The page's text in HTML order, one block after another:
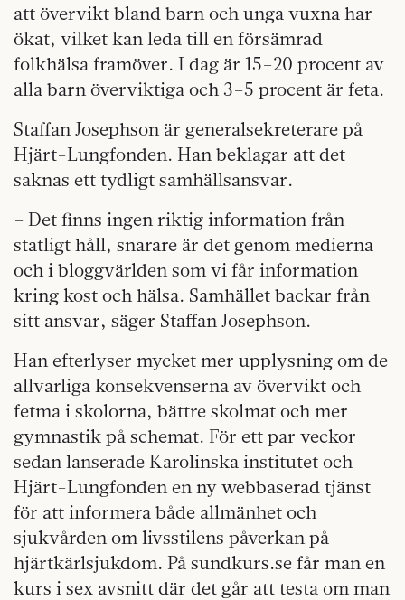
att övervikt bland barn och unga vuxna har
ökat, vilket kan leda till en försämrad
folkhälsa framöver. I dag är 15–20 procent av
alla barn överviktiga och 3–5 procent är feta.
Staffan Josephson är generalsekreterare på
Hjärt-Lungfonden. Han beklagar att det
saknas ett tydligt samhällsansvar.
– Det finns ingen riktig information från
statligt håll, snarare är det genom medierna
och i bloggvärlden som vi får information
kring kost och hälsa. Samhället backar från
sitt ansvar, säger Staffan Josephson.
Han efterlyser mycket mer upplysning om de
allvarliga konsekvenserna av övervikt och
fetma i skolorna, bättre skolmat och mer
gymnastik på schemat. För ett par veckor
sedan lanserade Karolinska institutet och
Hjärt-Lungfonden en ny webbaserad tjänst
för att informera både allmänhet och
sjukvården om livsstilens påverkan på
hjärtkärlsjukdom. På sundkurs.se får man en
kurs i sex avsnitt där det går att testa om man